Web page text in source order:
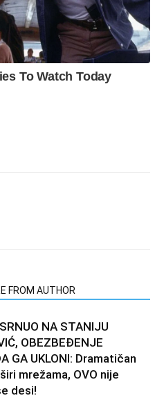
FROM AUTHOR
NA STANIJU
OBEZBEĐENJE
GA UKLONI: Dramatičan
mrežama, OVO nije
desi!